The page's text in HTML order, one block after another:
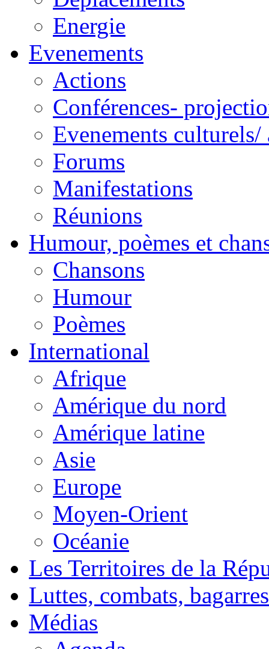
Energie
Evenements
Actions
Conférences-
Evenements culturels/
Forums
Manifestations
Réunions
Humour, poèmes et
Chansons
Humour
Poèmes
International
Afrique
Amérique du nord
Amérique latine
Asie
Europe
Moyen-Orient
Océanie
Les Territoires de la
Luttes, combats, bagarres
Médias